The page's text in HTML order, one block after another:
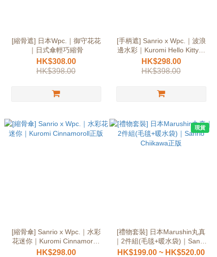
[縮骨遮] 日本Wpc.｜御守花花
｜日式傘輕巧縮骨
HK$308.00
HK$398.00
[手柄遮] Sanrio x Wpc.｜波浪
邊水彩｜Kuromi Hello Kitty正
版
HK$298.00
HK$398.00
[縮骨傘] Sanrio x Wpc.｜水彩
花迷你｜Kuromi Cinnamoroll
正版
HK$298.00
現貨
[禮物套裝] 日本Marushin丸真
｜2件組(毛毯+暖水袋)｜Sanrio
Chiikawa正版
HK$199.00 ~ HK$520.00